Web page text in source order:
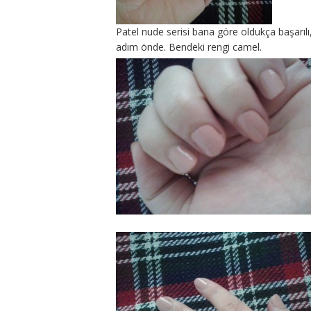
Patel nude serisi bana göre oldukça
adım önde. Bendeki rengi camel.